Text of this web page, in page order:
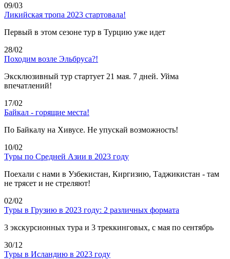
09/03
Ликийская тропа 2023 стартовала!
Первый в этом сезоне тур в Турцию уже идет
28/02
Походим возле Эльбруса?!
Эксклюзивный тур стартует 21 мая. 7 дней. Уйма
впечатлений!
17/02
Байкал - горящие места!
По Байкалу на Хивусе. Не упускай возможность!
10/02
Туры по Средней Азии в 2023 году
Поехали с нами в Узбекистан, Киргизию, Таджикистан - там
не трясет и не стреляют!
02/02
Туры в Грузию в 2023 году: 2 различных формата
3 экскурсионных тура и 3 треккинговых, с мая по сентябрь
30/12
Туры в Исландию в 2023 году